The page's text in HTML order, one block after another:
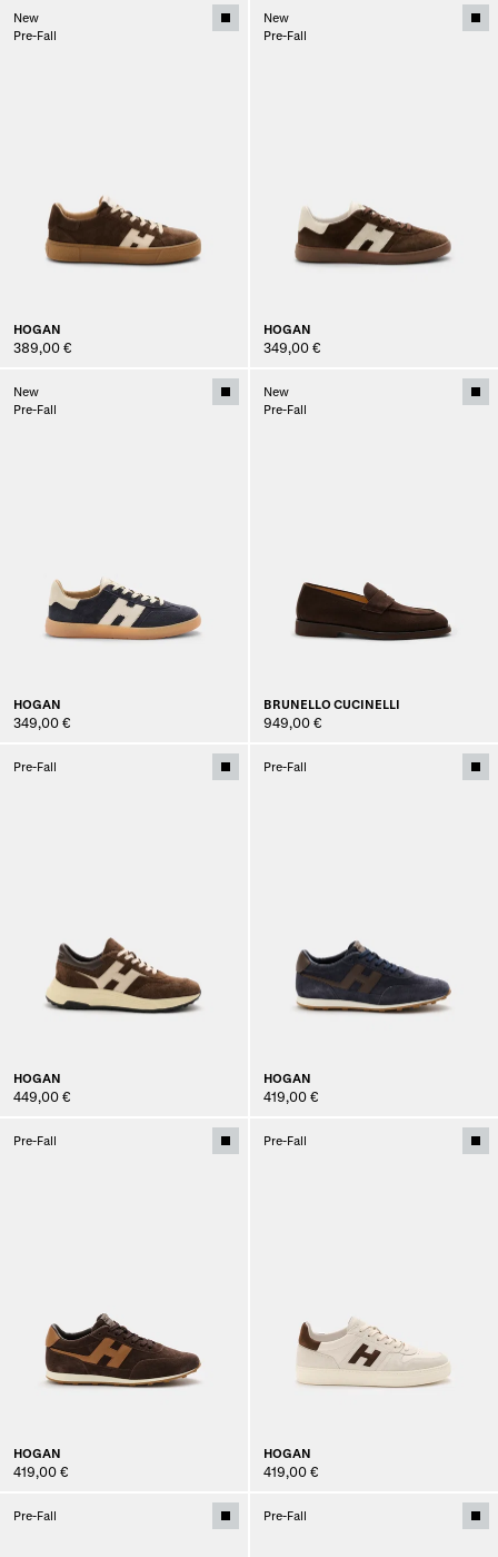
New
Pre-Fall
HOGAN
389,00 €
New
Pre-Fall
HOGAN
349,00 €
New
Pre-Fall
HOGAN
349,00 €
New
Pre-Fall
BRUNELLO CUCINELLI
949,00 €
Pre-Fall
HOGAN
449,00 €
Pre-Fall
HOGAN
419,00 €
Pre-Fall
HOGAN
419,00 €
Pre-Fall
HOGAN
419,00 €
Pre-Fall Pre-Fall